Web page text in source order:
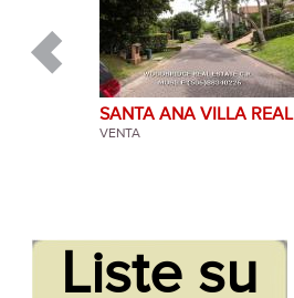
SANTA ANA VILLA REAL
VENTA
Liste su